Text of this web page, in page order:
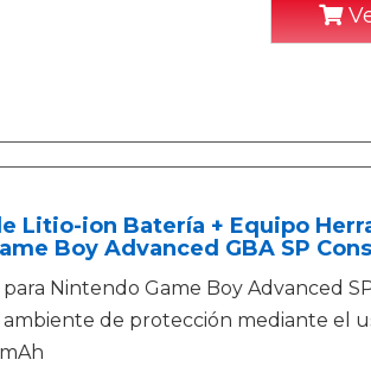
Litio-ion Batería + Equipo
Boy Advanced GBA SP
Nintendo Game Boy Advanced
de protección mediante el